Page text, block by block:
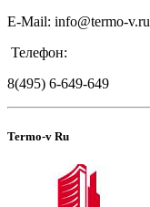
E-Mail: info@termo-v.ru
Телефон:
8(495) 6-649-649
Termo-v Ru